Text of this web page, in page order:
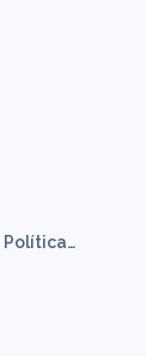
Meta – Configurações, Políticas,  e Regras